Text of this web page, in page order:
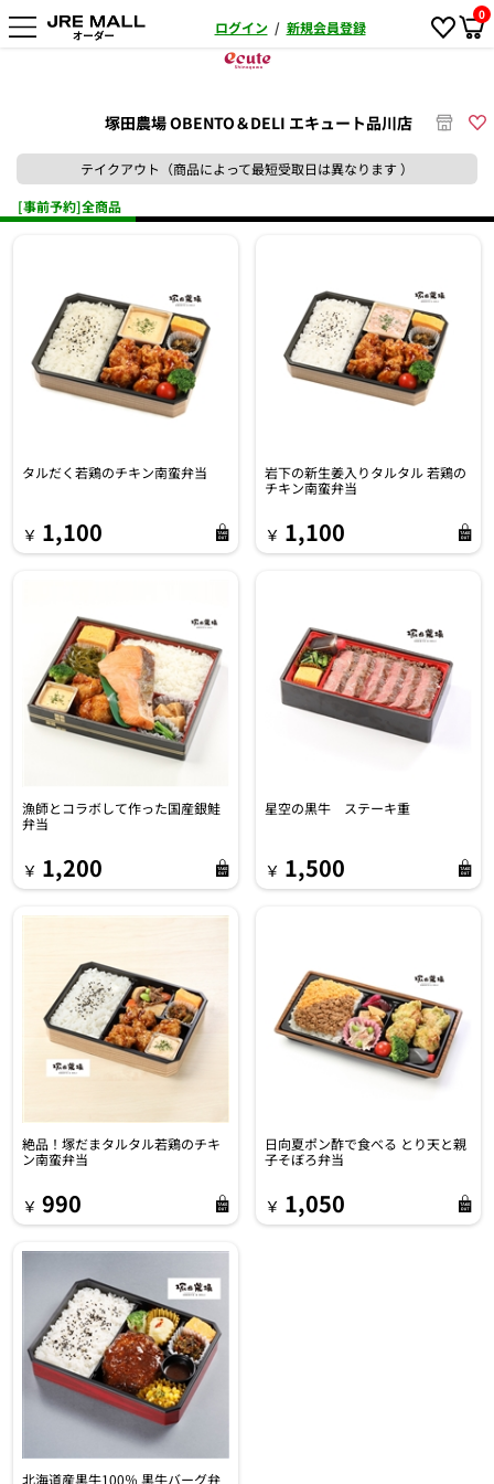
ログイン / 新規会員登録
0
塚田農場 OBENTO＆DELI エキュート品川店
テイクアウト（商品によって最短受取日は異なります ）
[事前予約]全商品
タルだく若鶏のチキン南蛮弁当
￥ 1,100
岩下の新生姜入りタルタル 若鶏の
チキン南蛮弁当
￥ 1,100
漁師とコラボして作った国産銀鮭
弁当
￥ 1,200
星空の黒牛 ステーキ重
￥ 1,500
絶品！塚だまタルタル若鶏のチキ
ン南蛮弁当
￥ 990
日向夏ポン酢で食べる とり天と親
子そぼろ弁当
￥ 1,050
北海道産黒牛100％ 黒牛バーグ弁